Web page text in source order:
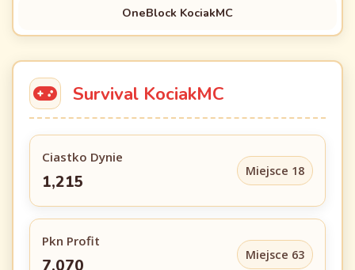
OneBlock KociakMC
Survival KociakMC
Ciastko Dynie
1,215
Miejsce 18
Pkn Profit
Miejsce 63